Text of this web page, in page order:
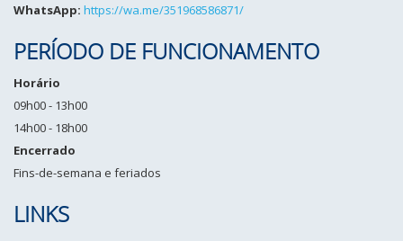
WhatsApp: https://wa.me/351968586871/
PERÍODO DE FUNCIONAMENTO
Horário
09h00 - 13h00
14h00 - 18h00
Encerrado
Fins-de-semana e feriados
LINKS